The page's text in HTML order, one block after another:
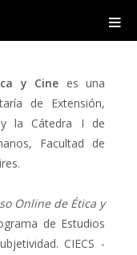
y Cine es una
de Extensión,
y la Cátedra I de
Facultad de
Online de Ética y
de Estudios
CIECS -